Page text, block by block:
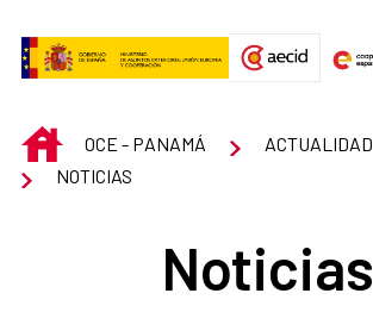
INICIOOCE - PANAMÁ
ACTUALIDAD
NOTICIAS
Noticias